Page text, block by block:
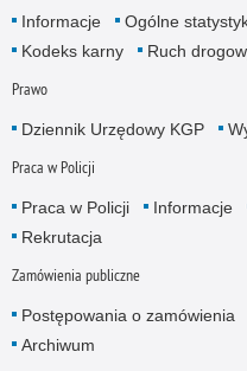
Informacje Ogólne
Kodeks karny
Ruch
Prawo
Dziennik Urzędowy KGP
Praca w Policji
Praca w Policji Informacje
Rekrutacja
Zamówienia publiczne
Postępowania o zamówienia
Archiwum